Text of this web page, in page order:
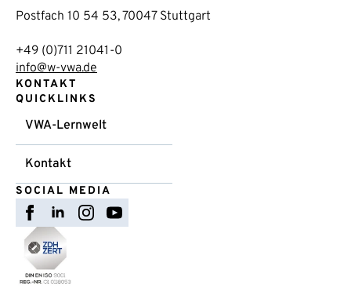
Postfach 10 54 53, 70047 Stuttgart
+49 (0)711 21041-0
info@w-vwa.de
KONTAKT
QUICKLINKS
VWA-Lernwelt
Kontakt
SOCIAL MEDIA